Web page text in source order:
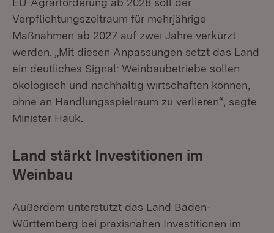
Verpflichtungszeitraum für mehrjährige
Maßnahmen ab 2027 auf zwei Jahre verkürzt
werden. „Mit diesen Anpassungen setzt das Land
ein deutliches Signal: Weinbaubetriebe sollen
ökologisch und nachhaltig wirtschaften können,
ohne an Handlungsspielraum zu verlieren“, sagte
Minister Hauk.
Land stärkt Investitionen im
Weinbau
Außerdem unterstützt das Land Baden-
Württemberg bei praxisnahen Investitionen im